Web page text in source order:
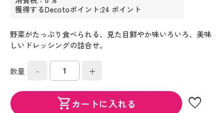
獲得するDecotoポイント:24 ポイント
野菜がたっぷり食べられる、見た目鮮やか味いろいろ、美味
しいドレッシングの詰合せ。
数量 - +
shopping_cartカートに入れる favorite